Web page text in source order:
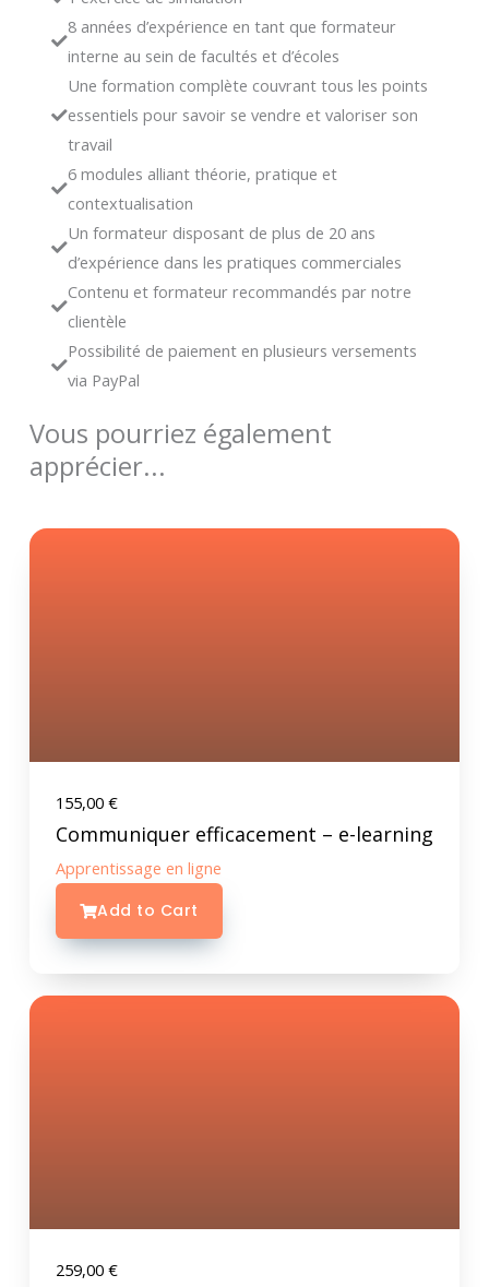
8 années d’expérience en tant que formateur
interne au sein de facultés et d’écoles
Une formation complète couvrant tous les points
essentiels pour savoir se vendre et valoriser son
travail
6 modules alliant théorie, pratique et
contextualisation
Un formateur disposant de plus de 20 ans
d’expérience dans les pratiques commerciales
Contenu et formateur recommandés par notre
clientèle
Possibilité de paiement en plusieurs versements
via PayPal
Vous pourriez également
apprécier...
155,00 €
Communiquer efficacement – e-learning
Apprentissage en ligne
Add to Cart
259,00 €